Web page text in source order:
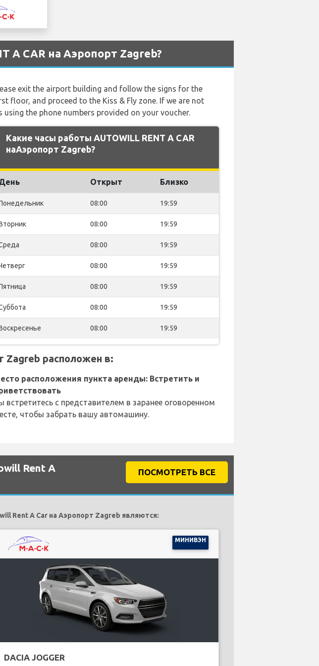
A CAR на Аэропорт Zagreb?
exit the airport building and follow the signs for the
floor, and proceed to the Kiss & Fly zone. If we are not
the phone numbers provided on your voucher.
Какие часы работы AUTOWILL RENT A CAR
наАэропорт Zagreb?
Открыт Близко
08:00 19:59
08:00 19:59
08:00 19:59
08:00 19:59
08:00 19:59
08:00 19:59
08:00 19:59
Zagreb расположен в:
расположения пункта аренды: Встретить и
встретитесь с представителем в заранее оговоренном
чтобы забрать вашу автомашину.
Rent A
ПОСМОТРЕТЬ ВСЕ
Rent A Car на Аэропорт Zagreb являются:
МИНИВЭН
DACIA JOGGER